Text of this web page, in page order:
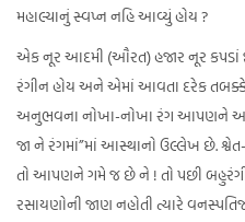
મહાલ્યાનું સ્વપ્ન નહિ આવ્યું હોય ?
એક નૂર આદમી (ઔરત) હજાર નૂર
રંગીન હોય અને એમાં આવતા દરેક
અનુભવના નોખા-નોખા રંગ આપણને
જા ને રંગમાં”માં આસ્થાનો ઉલ્લેખ છે.
તો આપણને ગમે જ છે ને ! તો પછી બહુરંગી
રસાયણોની જાણ નહોતી ત્યારે